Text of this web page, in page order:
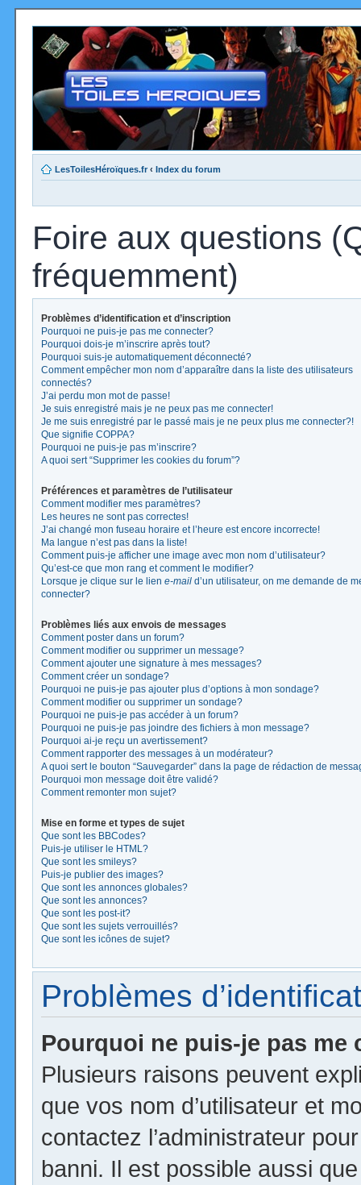
LesToilesHéroïques.fr ‹ Index du forum
Foire aux questions
fréquemment)
Problèmes d’identification et d’inscription
Pourquoi ne puis-je pas me connecter?
Pourquoi dois-je m’inscrire après tout?
Pourquoi suis-je automatiquement déconnecté?
Comment empêcher mon nom d’apparaître dans la liste des utilisateurs
connectés?
J’ai perdu mon mot de passe!
Je suis enregistré mais je ne peux pas me connecter!
Je me suis enregistré par le passé mais je ne peux plus me connecter?!
Que signifie COPPA?
Pourquoi ne puis-je pas m’inscrire?
A quoi sert “Supprimer les cookies du forum”?
Préférences et paramètres de l’utilisateur
Comment modifier mes paramètres?
Les heures ne sont pas correctes!
J’ai changé mon fuseau horaire et l’heure est encore incorrecte!
Ma langue n’est pas dans la liste!
Comment puis-je afficher une image avec mon nom d’utilisateur?
Qu’est-ce que mon rang et comment le modifier?
Lorsque je clique sur le lien e-mail d’un utilisateur, on me demande de
connecter?
Problèmes liés aux envois de messages
Comment poster dans un forum?
Comment modifier ou supprimer un message?
Comment ajouter une signature à mes messages?
Comment créer un sondage?
Pourquoi ne puis-je pas ajouter plus d’options à mon sondage?
Comment modifier ou supprimer un sondage?
Pourquoi ne puis-je pas accéder à un forum?
Pourquoi ne puis-je pas joindre des fichiers à mon message?
Pourquoi ai-je reçu un avertissement?
Comment rapporter des messages à un modérateur?
A quoi sert le bouton “Sauvegarder” dans la page de rédaction de
Pourquoi mon message doit être validé?
Comment remonter mon sujet?
Mise en forme et types de sujet
Que sont les BBCodes?
Puis-je utiliser le HTML?
Que sont les smileys?
Puis-je publier des images?
Que sont les annonces globales?
Que sont les annonces?
Que sont les post-it?
Que sont les sujets verrouillés?
Que sont les icônes de sujet?
Problèmes
Pourquoi ne puis-je pas me
Plusieurs raisons peuvent
que vos nom d’utilisateur et
contactez l’administrateur
banni. Il est possible aussi